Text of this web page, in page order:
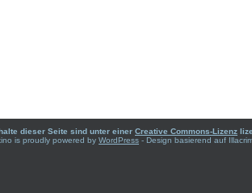
dieser Seite sind unter einer Creative Commons-Lizenz
is proudly powered by WordPress - Design basierend auf